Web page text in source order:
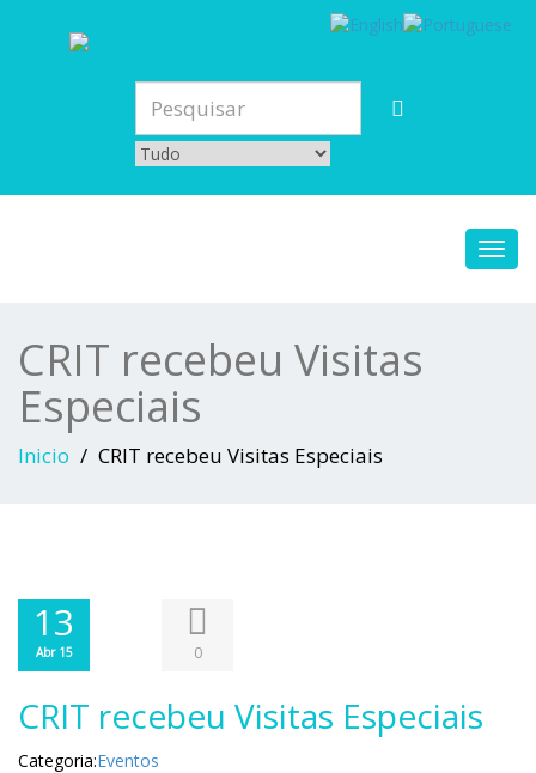
CRIT recebeu Visitas
Especiais
Inicio CRIT recebeu Visitas Especiais
13
Abr 15 0
CRIT recebeu Visitas Especiais
Categoria:Eventos